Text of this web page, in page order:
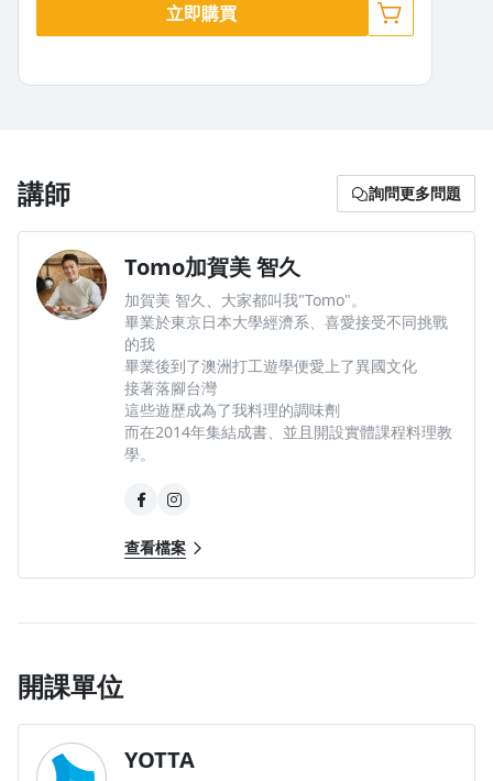
立即購買
講師 詢問更多問題
Tomo加賀美 智久
加賀美 智久、大家都叫我"Tomo"。
畢業於東京日本大學經濟系、喜愛接受不同挑戰
的我
畢業後到了澳洲打工遊學便愛上了異國文化
接著落腳台灣
這些遊歷成為了我料理的調味劑
而在2014年集結成書、並且開設實體課程料理教
學。
查看檔案
開課單位
YOTTA